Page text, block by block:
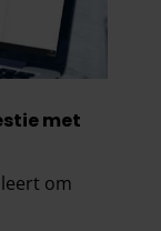
met
om